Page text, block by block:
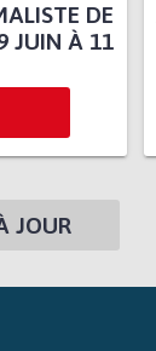
DE
JUIN À 11
JOUR